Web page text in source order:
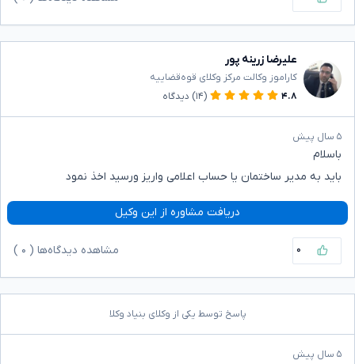
علیرضا زرینه پور
کاراموز وکالت مرکز وکلای قوه‌قضاییه
۴.۸
(۱۴) دیدگاه
۵ سال پیش
باسلام
باید به مدیر ساختمان یا حساب اعلامی واریز ورسید اخذ نمود
دریافت مشاوره از این وکیل
۰ مشاهده دیدگاه‌ها ( ۰
پاسخ توسط یکی از وکلای بنیاد وکلا
۵ سال پیش